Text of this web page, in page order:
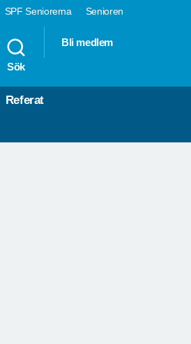
SPF Seniorerna Senioren
Sök
Bli medlem
Referat